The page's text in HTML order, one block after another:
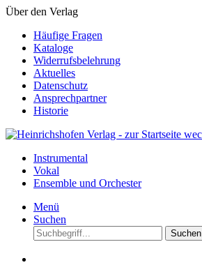
Über den Verlag
Häufige Fragen
Kataloge
Widerrufsbelehrung
Aktuelles
Datenschutz
Ansprechpartner
Historie
Instrumental
Vokal
Ensemble und Orchester
Menü
Suchen
Suchen